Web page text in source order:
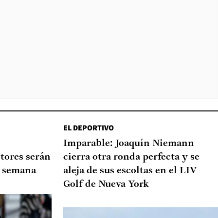
serán
EL DEPORTIVO
Imparable: Joaquín Niemann
cierra otra ronda perfecta y se
aleja de sus escoltas en el LIV
Golf de Nueva York